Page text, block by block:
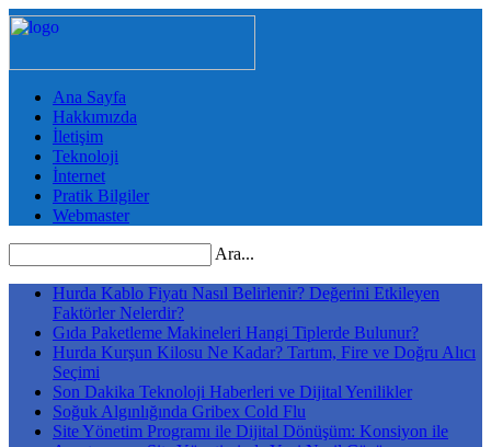
Ana Sayfa
Hakkımızda
İletişim
Teknoloji
İnternet
Pratik Bilgiler
Webmaster
Ara...
Hurda Kablo Fiyatı Nasıl Belirlenir? Değerini Etkileyen
Faktörler Nelerdir?
Gıda Paketleme Makineleri Hangi Tiplerde Bulunur?
Hurda Kurşun Kilosu Ne Kadar? Tartım, Fire ve Doğru Alıcı
Seçimi
Son Dakika Teknoloji Haberleri ve Dijital Yenilikler
Soğuk Algınlığında Gribex Cold Flu
Site Yönetim Programı ile Dijital Dönüşüm: Konsiyon ile